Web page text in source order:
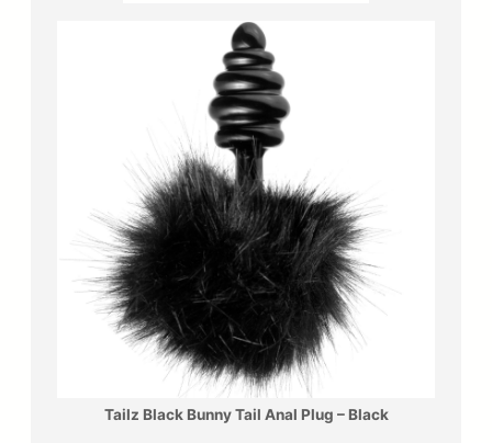
Tailz Black Bunny Tail Anal Plug – Black